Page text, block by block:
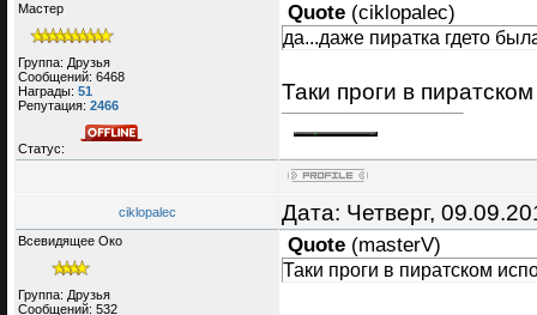
Мастер
Группа: Друзья
Сообщений: 6468
Награды: 51
Репутация: 2466
Статус:
Quote (ciklopalec)
да...даже пиратка гдето
Таки проги в
ciklopalec Дата: Четверг,
Всевидящее Око
Группа: Друзья
Сообщений: 532
Quote (masterV)
Таки проги в пиратском